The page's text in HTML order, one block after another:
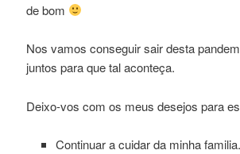
de bom
Nos vamos conseguir sair desta
juntos para que tal aconteça.
Deixo-vos com os meus desejos para
Continuar a cuidar da minha familia.